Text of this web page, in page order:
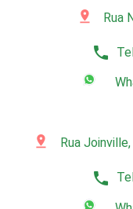
pin_drop Rua
phone
pin_drop Rua
phone